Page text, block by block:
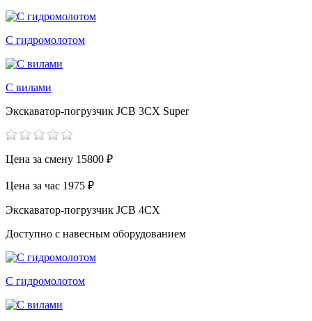
С гидромолотом
С вилами
Экскаватор-погрузчик JCB 3CX Super
Цена за смену 15800 ₽
Цена за час 1975 ₽
Экскаватор-погрузчик JCB 4CX
Доступно с навесным оборудованием
С гидромолотом